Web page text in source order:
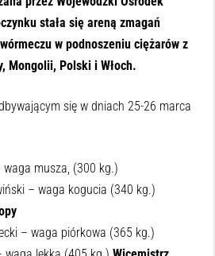
stała się areną zmagań
w podnoszeniu ciężarów z
Mongolii, Polski i Włoch.
się w dniach 25-26 marca
musza, (300 kg.)
– waga kogucia (340 kg.)
– waga piórkowa (365 kg.)